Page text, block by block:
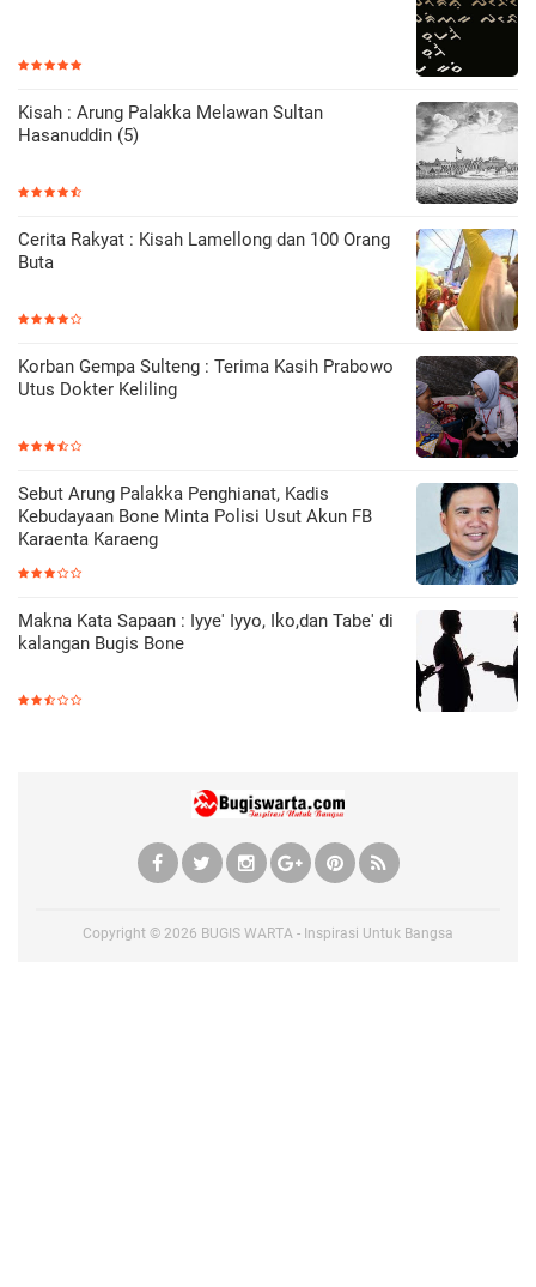
Kisah : Arung Palakka Melawan Sultan
Hasanuddin (5)
Cerita Rakyat : Kisah Lamellong dan 100 Orang
Buta
Korban Gempa Sulteng : Terima Kasih Prabowo
Utus Dokter Keliling
Sebut Arung Palakka Penghianat, Kadis
Kebudayaan Bone Minta Polisi Usut Akun FB
Karaenta Karaeng
Makna Kata Sapaan : Iyye' Iyyo, Iko,dan Tabe' di
kalangan Bugis Bone
Copyright © 2026 BUGIS WARTA - Inspirasi Untuk Bangsa